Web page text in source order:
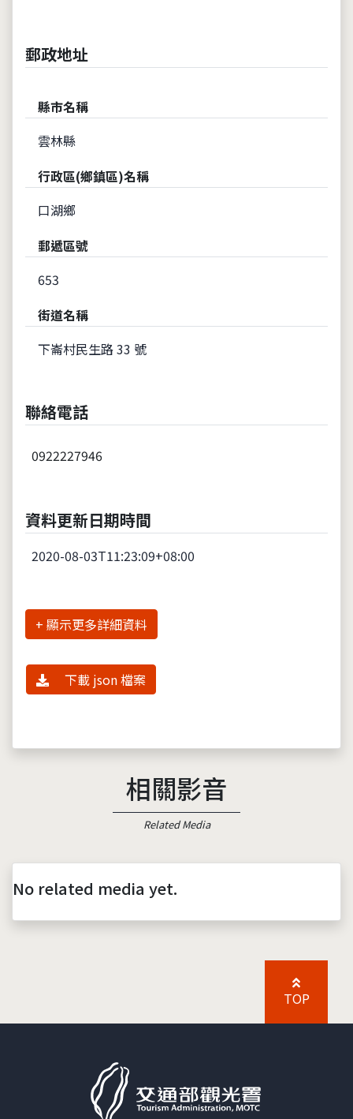
郵政地址
縣市名稱
雲林縣
行政區(鄉鎮區)名稱
口湖鄉
郵遞區號
653
街道名稱
下崙村民生路 33 號
聯絡電話
0922227946
資料更新日期時間
2020-08-03T11:23:09+08:00
詳細資料
下載 json 檔案
相關影音
Related Media
No related media yet.
TOP